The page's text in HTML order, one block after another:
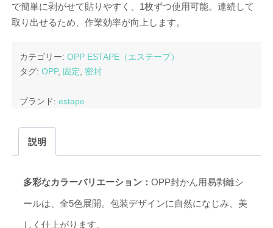
で簡単に剥がせて貼りやすく、1枚ずつ使用可能。連続して
取り出せるため、作業効率が向上します。
カテゴリー: OPP ESTAPE（エステープ）
タグ: OPP, 固定, 密封
ブランド: estape
説明
多彩なカラーバリエーション：OPP封かん用易剥離シ
ールは、全5色展開。包装デザインに自然になじみ、美
しく仕上がります。